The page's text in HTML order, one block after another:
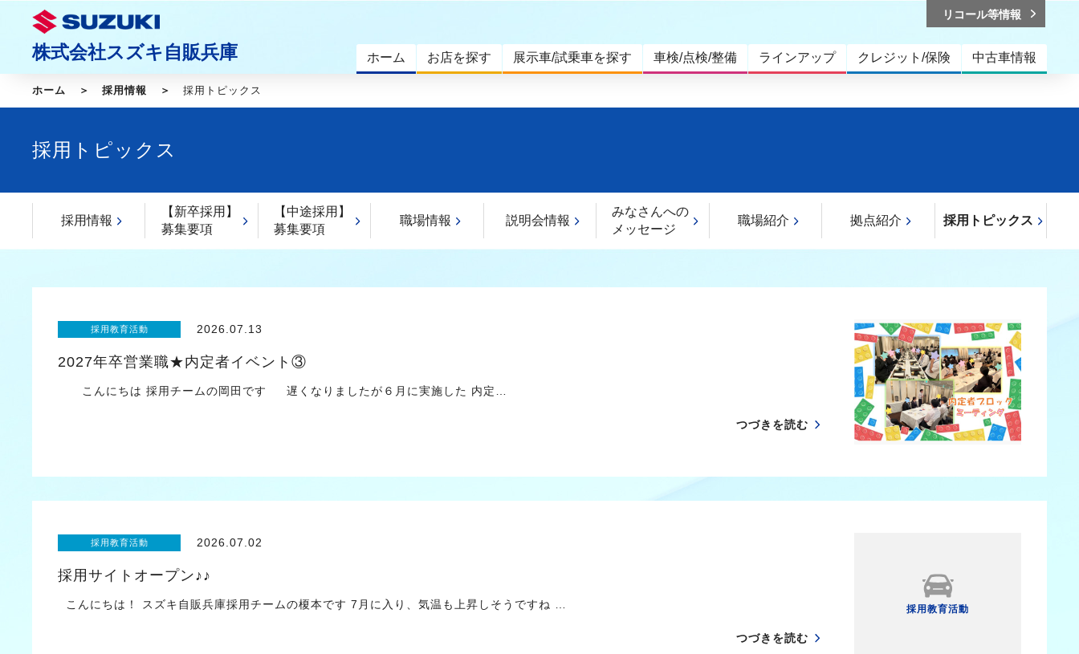
株式会社スズキ自販兵庫 ホーム お店を探す 展示車/試乗車を探す 車検/点検/整備 ラインアップ クレジット/保険 中古車情報
リコール等情報
ホーム 採用情報 採用トピックス
採用トピックス
採用情報
【新卒採用】
募集要項
【中途採用】
募集要項
職場情報 説明会情報
みなさんへの
メッセージ
職場紹介 拠点紹介 採用トピックス
採用教育活動 2026.07.13
2027年卒営業職★内定者イベント③
こんにちは 採用チームの岡田です 遅くなりましたが６月に実施した 内定…
つづきを読む
採用教育活動
採用教育活動 2026.07.02
採用サイトオープン♪♪
こんにちは！ スズキ自販兵庫採用チームの榎本です 7月に入り、気温も上昇しそうですね …
つづきを読む